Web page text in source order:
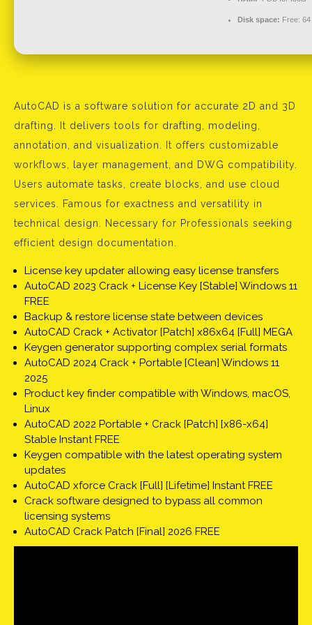
Disk space: Free:
AutoCAD is a software solution for accurate 2D and 3D
drafting. It delivers tools for drafting, modeling,
annotation, and visualization. It offers customizable
workflows, layer management, and DWG compatibility.
Users automate tasks, create blocks, and use cloud
services. Famous for exactness and versatility in
technical design. Necessary for Professionals seeking
efficient design documentation.
License key updater allowing easy license transfers
AutoCAD 2023 Crack + License Key [Stable] Windows 11
FREE
Backup & restore license state between devices
AutoCAD Crack + Activator [Patch] x86x64 [Full] MEGA
Keygen generator supporting complex serial formats
AutoCAD 2024 Crack + Portable [Clean] Windows 11
2025
Product key finder compatible with Windows, macOS,
Linux
AutoCAD 2022 Portable + Crack [Patch] [x86-x64]
Stable Instant FREE
Keygen compatible with the latest operating system
updates
AutoCAD xforce Crack [Full] [Lifetime] Instant FREE
Crack software designed to bypass all common
licensing systems
AutoCAD Crack Patch [Final] 2026 FREE